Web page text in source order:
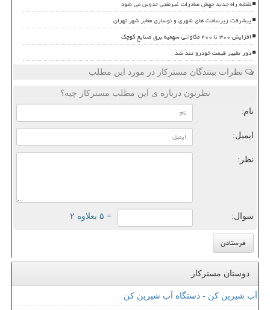
نقشه راه جدید جهش صادرات غیرنفتی تدوین می شود
پیشرفت زیرساخت های شهری و نوسازی معابر شهر تهران
افزایش ۳۰۰ تا ۴۰۰ مگاواتی سهمیه برق صنایع کوچک
دور تغییر قیمت خودرو تند شد
نظرات بینندگان مسترکار در مورد این مطلب
نظرتون درباره ی این مطلب مسترکار چیه؟
نام:
ایمیل:
نظر:
سوال: = ۵ بعلاوه ۲
دوستان مسترکار
آب شیرین کن - دستگاه آب شیرین کن